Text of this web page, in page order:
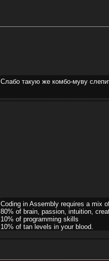
Слабо такую же комбо-муву
Coding in Assembly requires a mix
80% of brain, passion, intuition,
10% of programming skills
10% of tan levels in your blood.